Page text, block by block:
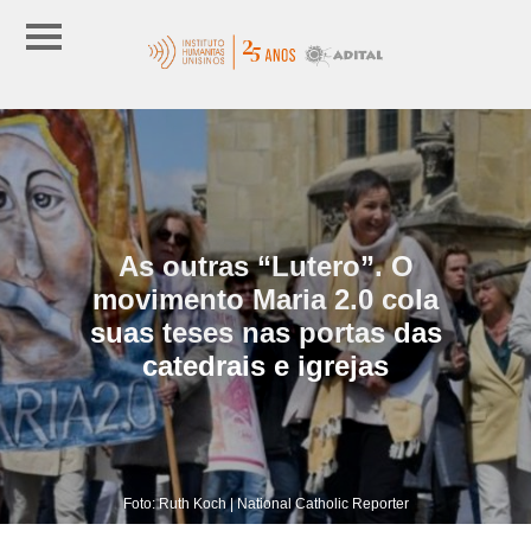
As outras “Lutero”. O
movimento Maria 2.0 cola
suas teses nas portas das
catedrais e igrejas
Foto: Ruth Koch | National Catholic Reporter